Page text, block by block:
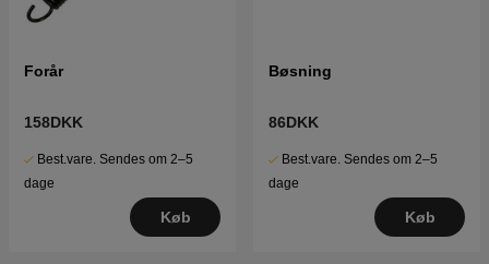
Forår
158DKK
Best.vare. Sendes om 2–5
dage
Køb
Bøsning
86DKK
Best.vare. Sendes om 2–5
dage
Køb